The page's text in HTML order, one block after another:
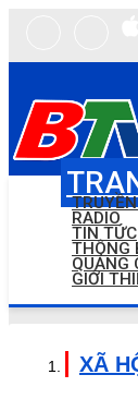
RADIO
TIN TỨC
THÔNG
QUẢNG
GIỚI
XÃ